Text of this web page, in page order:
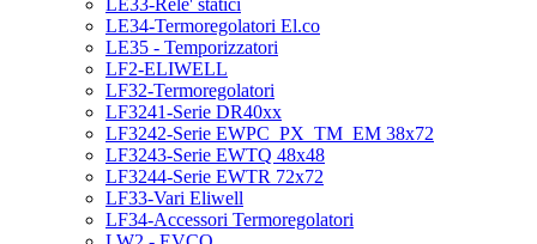
LE33-Rele' statici
LE34-Termoregolatori El.co
LE35 - Temporizzatori
LF2-ELIWELL
LF32-Termoregolatori
LF3241-Serie DR40xx
LF3242-Serie EWPC_PX_TM_EM 38x72
LF3243-Serie EWTQ 48x48
LF3244-Serie EWTR 72x72
LF33-Vari Eliwell
LF34-Accessori Termoregolatori